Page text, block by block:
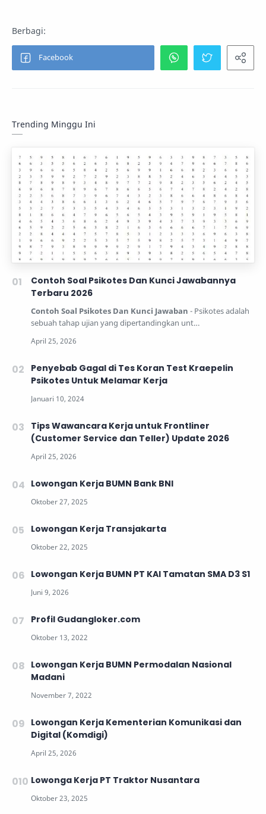
Trending Minggu Ini
Contoh Soal Psikotes Dan Kunci Jawabannya
Terbaru 2026
Contoh Soal Psikotes Dan Kunci Jawaban - Psikotes adalah
sebuah tahap ujian yang dipertandingkan unt…
Penyebab Gagal di Tes Koran Test Kraepelin
Psikotes Untuk Melamar Kerja
Tips Wawancara Kerja untuk Frontliner
(Customer Service dan Teller) Update 2026
Lowongan Kerja BUMN Bank BNI
Lowongan Kerja Transjakarta
Lowongan Kerja BUMN PT KAI Tamatan SMA D3 S1
Profil Gudangloker.com
Lowongan Kerja BUMN Permodalan Nasional
Madani
Lowongan Kerja Kementerian Komunikasi dan
Digital (Komdigi)
Lowonga Kerja PT Traktor Nusantara